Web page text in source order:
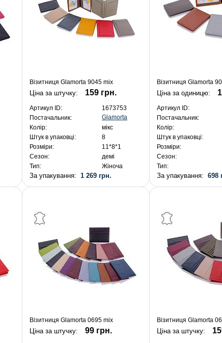
Візитниця Glamorta 9045 mix
Ціна за штучку: 159 грн.
Артикул ID:
1673753
Постачальник:
Glamorta
Колір:
мікс
Штук в упаковці:
8
Розміри:
11*8*1
Сезон:
демі
Тип:
Жіноча
За упакування: 1 269 грн.
Візитниця Glamorta
Ціна за одиницю:
Артикул ID:
Постачальник:
Колір:
Штук в упаковці:
Розміри:
Сезон:
Тип:
За упакування: 698
Візитниця Glamorta 0695 mix
Ціна за штучку: 99 грн.
Візитниця Glamorta
Ціна за штучку: